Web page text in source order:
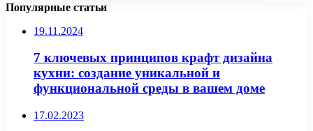
Популярные статьи
19.11.2024
7 ключевых принципов крафт дизайна
кухни: создание уникальной и
функциональной среды в вашем доме
17.02.2023